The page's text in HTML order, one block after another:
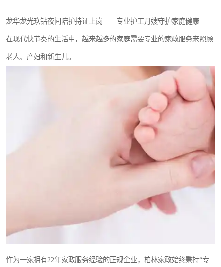
龙华龙光玖钻夜间陪护持证上岗——专业护工月嫂守护家庭健康
在现代快节奏的生活中，越来越多的家庭需要专业的家政服务来照顾
老人、产妇和新生儿。
作为一家拥有22年家政服务经验的正规企业，柏林家政始终秉持“专